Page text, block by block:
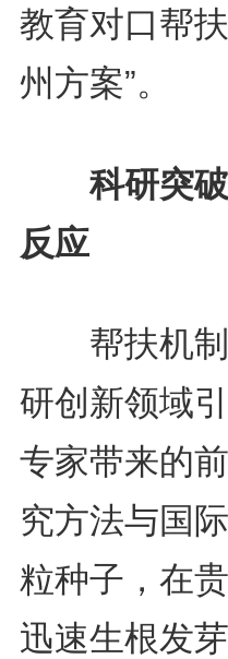
教育对口帮
州方案”。
科研突
反应
帮扶机制
研创新领域
专家带来的
究方法与国
粒种子，在
迅速生根发